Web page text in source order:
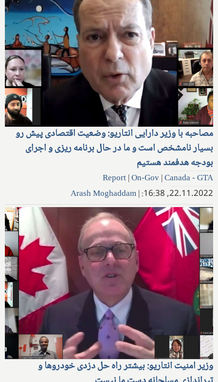
مصاحبه با وزیر دارایی انتاریو: وضعیت اقتصادی پیش رو
بسیار نامشخص است و ما در حال برنامه ریزی و اجرای
بودجه هدفمند هستیم
Report|On-Gov|Canada - GTA
22.11.2022, 16:38:
|
Arash Moghaddam
وزیر امنیت انتاریو: بیشتر راه حل دزدی خودروها و